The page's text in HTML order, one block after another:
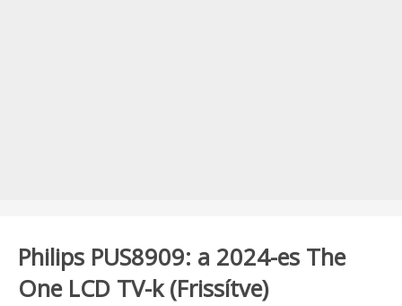
Philips PUS8909: a 2024-es The
One LCD TV-k (Frissítve)